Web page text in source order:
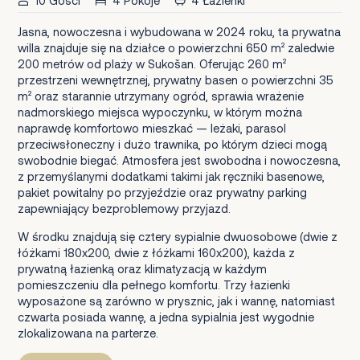
Jasna, nowoczesna i wybudowana w 2024 roku, ta prywatna
willa znajduje się na działce o powierzchni 650 m² zaledwie
200 metrów od plaży w Sukošan. Oferując 260 m²
przestrzeni wewnętrznej, prywatny basen o powierzchni 35
m² oraz starannie utrzymany ogród, sprawia wrażenie
nadmorskiego miejsca wypoczynku, w którym można
naprawdę komfortowo mieszkać — leżaki, parasol
przeciwsłoneczny i dużo trawnika, po którym dzieci mogą
swobodnie biegać. Atmosfera jest swobodna i nowoczesna,
z przemyślanymi dodatkami takimi jak ręczniki basenowe,
pakiet powitalny po przyjeździe oraz prywatny parking
zapewniający bezproblemowy przyjazd.
W środku znajdują się cztery sypialnie dwuosobowe (dwie z
łóżkami 180x200, dwie z łóżkami 160x200), każda z
prywatną łazienką oraz klimatyzacją w każdym
pomieszczeniu dla pełnego komfortu. Trzy łazienki
wyposażone są zarówno w prysznic, jak i wannę, natomiast
czwarta posiada wannę, a jedna sypialnia jest wygodnie
zlokalizowana na parterze.